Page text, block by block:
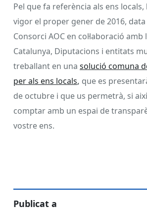
Pel que fa referència als ens locals,
vigor el proper gener de 2016,
Consorci AOC en col·laboració
Catalunya, Diputacions i entitats
treballant en una solució comuna
per als ens locals, que es
de octubre i que us permetrà, si
comptar amb un espai de
vostre ens.
Publicat a